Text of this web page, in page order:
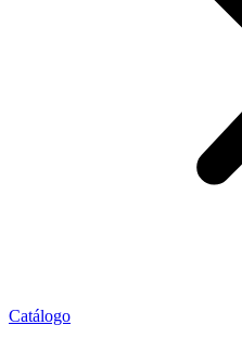
Catálogo